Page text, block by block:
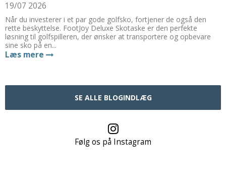
19/07 2026
Når du investerer i et par gode golfsko, fortjener de også den
rette beskyttelse. FootJoy Deluxe Skotaske er den perfekte
løsning til golfspilleren, der ønsker at transportere og opbevare
sine sko på en...
Læs mere
SE ALLE BLOGINDLÆG
Følg os på Instagram